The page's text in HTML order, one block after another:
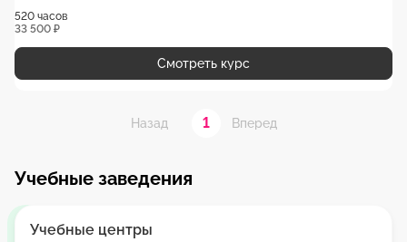
520 часов
33 500 ₽
Смотреть курс
Назад 1 Вперед
Учебные заведения
Учебные центры